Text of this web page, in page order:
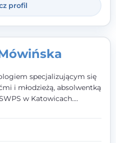
profil
specjalizującym się
i młodzieżą, absolwentką
w Katowicach.
oraz terapię
potrzeby dziecka i jego
jest dla mnie